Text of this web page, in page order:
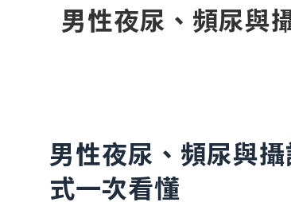
男性夜尿、頻尿與
男性夜尿、頻尿與
式一次看懂